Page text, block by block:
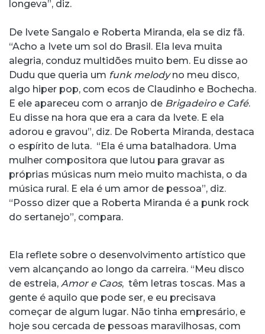
longeva”, diz.
De Ivete Sangalo e Roberta Miranda, ela se diz fã.
“Acho a Ivete um sol do Brasil. Ela leva muita
alegria, conduz multidões muito bem. Eu disse ao
Dudu que queria um funk melodyno meu disco,
algo hiper pop, com ecos de Claudinho e Bochecha.
E ele apareceu com o arranjo de Brigadeiro e Café.
Eu disse na hora que era a cara da Ivete. E ela
adorou e gravou”, diz. De Roberta Miranda, destaca
o espírito de luta. “Ela é uma batalhadora. Uma
mulher compositora que lutou para gravar as
próprias músicas num meio muito machista, o da
música rural. E ela é um amor de pessoa”, diz.
“Posso dizer que a Roberta Miranda é a punk rock
do sertanejo”, compara.
Ela reflete sobre o desenvolvimento artístico que
vem alcançando ao longo da carreira. “Meu disco
de estreia, Amor e Caos, têm letras toscas. Mas a
gente é aquilo que pode ser, e eu precisava
começar de algum lugar. Não tinha empresário, e
hoje sou cercada de pessoas maravilhosas, com